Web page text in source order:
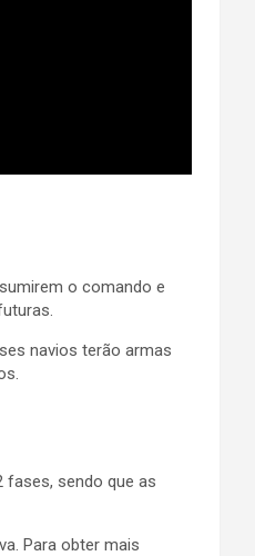
o comando e
navios terão armas
fases, sendo que as
Para obter mais